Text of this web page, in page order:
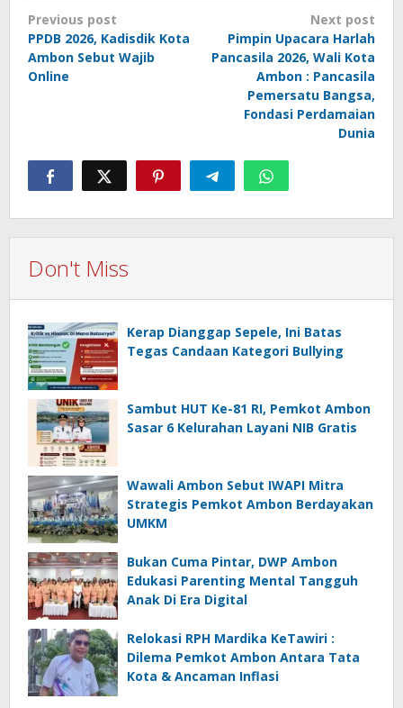
Post
navigation
Previous post
PPDB 2026, Kadisdik Kota
Ambon Sebut Wajib
Online
Next post
Pimpin Upacara Harlah
Pancasila 2026, Wali Kota
Ambon : Pancasila
Pemersatu Bangsa,
Fondasi Perdamaian
Dunia
Don't Miss
Kerap Dianggap Sepele, Ini Batas
Tegas Candaan Kategori Bullying
Sambut HUT Ke-81 RI, Pemkot Ambon
Sasar 6 Kelurahan Layani NIB Gratis
Wawali Ambon Sebut IWAPI Mitra
Strategis Pemkot Ambon Berdayakan
UMKM
Bukan Cuma Pintar, DWP Ambon
Edukasi Parenting Mental Tangguh
Anak Di Era Digital
Relokasi RPH Mardika KeTawiri :
Dilema Pemkot Ambon Antara Tata
Kota & Ancaman Inflasi